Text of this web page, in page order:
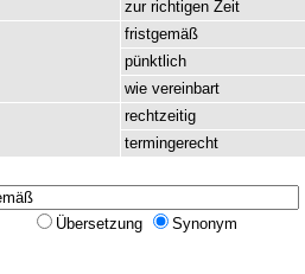
zur richtigen Zeit
fristgemäß
pünktlich
wie vereinbart
rechtzeitig
termingerecht
Übersetzung
Synonym